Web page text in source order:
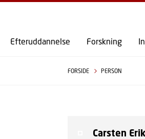
Efteruddannelse Forskning
FORSIDE PERSON
Carsten